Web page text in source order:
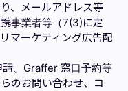
、メールアドレス等
事業者等（7(3)に定
マーケティング広告配
、Graffer 窓口予約等
のお問い合わせ、コ